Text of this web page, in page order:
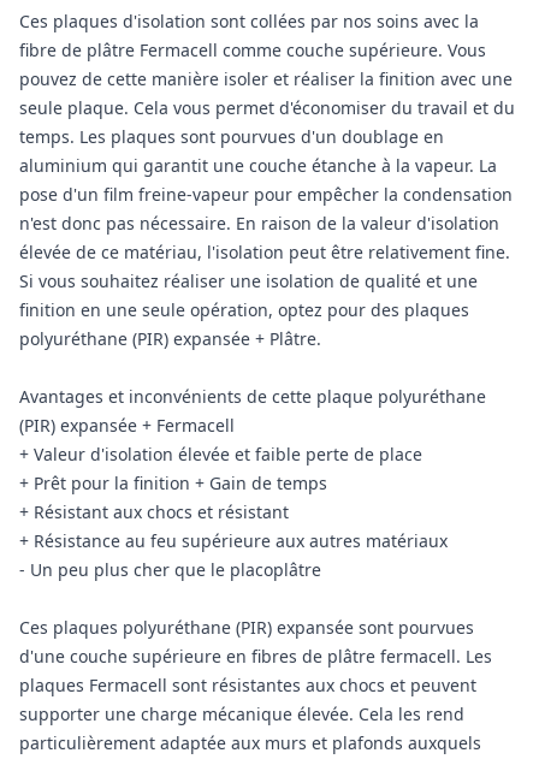
Ces plaques d'isolation sont collées par nos soins avec la
fibre de plâtre Fermacell comme couche supérieure. Vous
pouvez de cette manière isoler et réaliser la finition avec une
seule plaque. Cela vous permet d'économiser du travail et du
temps. Les plaques sont pourvues d'un doublage en
aluminium qui garantit une couche étanche à la vapeur. La
pose d'un film freine-vapeur pour empêcher la condensation
n'est donc pas nécessaire. En raison de la valeur d'isolation
élevée de ce matériau, l'isolation peut être relativement fine.
Si vous souhaitez réaliser une isolation de qualité et une
finition en une seule opération, optez pour des plaques
polyuréthane (PIR) expansée + Plâtre.
Avantages et inconvénients de cette plaque polyuréthane
(PIR) expansée + Fermacell
+ Valeur d'isolation élevée et faible perte de place
+ Prêt pour la finition + Gain de temps
+ Résistant aux chocs et résistant
+ Résistance au feu supérieure aux autres matériaux
- Un peu plus cher que le placoplâtre
Ces plaques polyuréthane (PIR) expansée sont pourvues
d'une couche supérieure en fibres de plâtre fermacell. Les
plaques Fermacell sont résistantes aux chocs et peuvent
supporter une charge mécanique élevée. Cela les rend
particulièrement adaptée aux murs et plafonds auxquels